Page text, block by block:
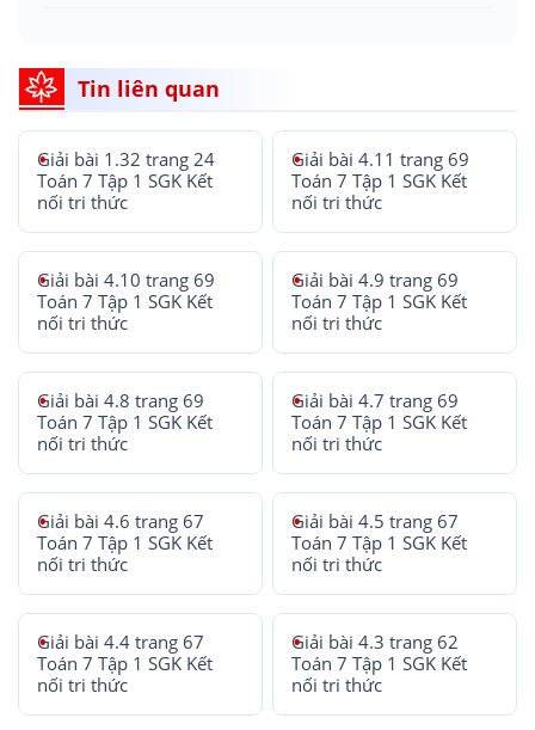
Tin liên quan
Giải bài 1.32 trang 24
Toán 7 Tập 1 SGK Kết
nối tri thức
Giải bài 4.11 trang 69
Toán 7 Tập 1 SGK Kết
nối tri thức
Giải bài 4.10 trang 69
Toán 7 Tập 1 SGK Kết
nối tri thức
Giải bài 4.9 trang 69
Toán 7 Tập 1 SGK Kết
nối tri thức
Giải bài 4.8 trang 69
Toán 7 Tập 1 SGK Kết
nối tri thức
Giải bài 4.7 trang 69
Toán 7 Tập 1 SGK Kết
nối tri thức
Giải bài 4.6 trang 67
Toán 7 Tập 1 SGK Kết
nối tri thức
Giải bài 4.5 trang 67
Toán 7 Tập 1 SGK Kết
nối tri thức
Giải bài 4.4 trang 67
Toán 7 Tập 1 SGK Kết
nối tri thức
Giải bài 4.3 trang 62
Toán 7 Tập 1 SGK Kết
nối tri thức